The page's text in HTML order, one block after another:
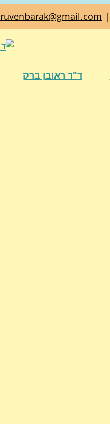
|
ruvenbarak@gmail.com
ד"ר ראובן ברק